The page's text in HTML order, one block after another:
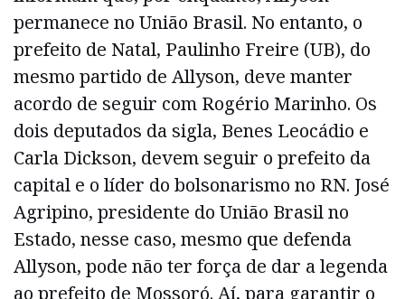
permanece no União Brasil. No entanto, o
prefeito de Natal, Paulinho Freire (UB), do
mesmo partido de Allyson, deve manter
acordo de seguir com Rogério Marinho. Os
dois deputados da sigla, Benes Leocádio e
Carla Dickson, devem seguir o prefeito da
capital e o líder do bolsonarismo no RN. José
Agripino, presidente do União Brasil no
Estado, nesse caso, mesmo que defenda
Allyson, pode não ter força de dar a legenda
ao prefeito de Mossoró. Aí, para garantir o